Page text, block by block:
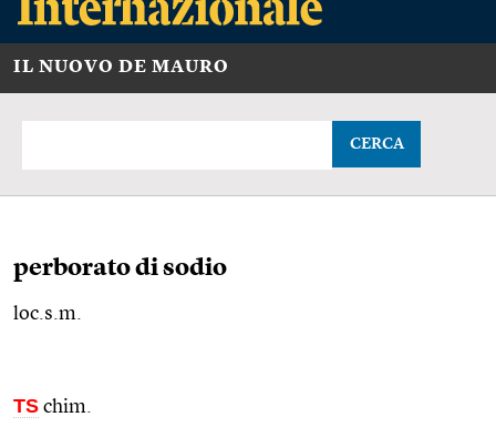
IL NUOVO DE MAURO
CERCA
perborato di sodio
loc.s.m.
TS chim.